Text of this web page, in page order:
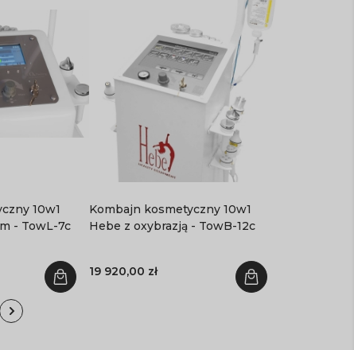
10w1
- TowL-7c
Kombajn kosmetyczny 10w1
Hebe z oxybrazją - TowB-12c
19 920,00 zł